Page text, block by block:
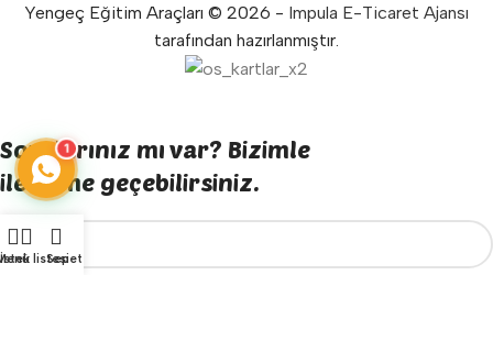
Yengeç Eğitim Araçları © 2026 - Impula E-Ticaret Ajansı
tarafından hazırlanmıştır.
Sorularınız mı var? Bizimle
iletişime geçebilirsiniz.
İstek listesi
Sepet
1